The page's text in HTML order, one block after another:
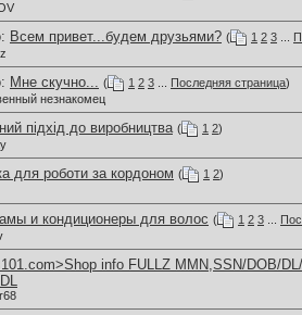
Всем привет...будем друзьями? ( 1 2 3
Мне скучно... ( 1 2 3 Последняя страница)
незнакомец
підхід до виробництва ( 1 2)
для роботи за кордоном ( 1 2)
и кондиционеры для волос ( 1 2 3
info FULLZ MMN,SSN/DOB/